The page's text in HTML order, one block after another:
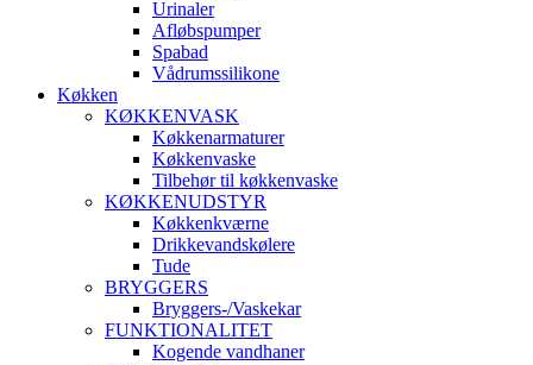
Urinaler
Afløbspumper
Spabad
Vådrumssilikone
Køkken
KØKKENVASK
Køkkenarmaturer
Køkkenvaske
Tilbehør til køkkenvaske
KØKKENUDSTYR
Køkkenkværne
Drikkevandskølere
Tude
BRYGGERS
Bryggers-/Vaskekar
FUNKTIONALITET
Kogende vandhaner